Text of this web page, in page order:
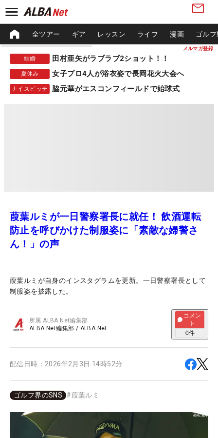
メルマガ登録
全ツアー ギア レッスン ライフ 漫画 ゴル
結婚 田村亜矢がラブラブ2ショット！！
夏休み 女子プロ4人が浴衣姿で長岡花火大会へ
ナイスピッチ 脇元華がエスコンフィールドで始球式
葭葉ルミが一日警察署長に就任！ 飲酒運転
防止を呼びかけた制服姿に「素敵な婦警さ
ん！」の声
葭葉ルミが自身のインスタグラムを更新。一日警察署長として
制服姿を披露した。
所属ALBA Net編集部
ALBA Net編集部 / ALBA Net
コメン
ト
0件
配信日時： 2026年2月3日 14時52分
ゴルフ界のSNS #葭葉ルミ